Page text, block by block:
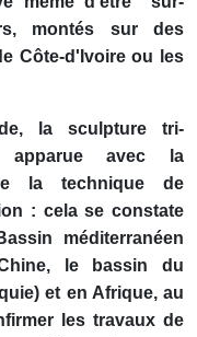
montés sur des
Côte-d'Ivoire ou les
la sculpture tri-
apparue avec la
la technique de
: cela se constate
méditerranéen
le bassin du
et en Afrique, au
les travaux de